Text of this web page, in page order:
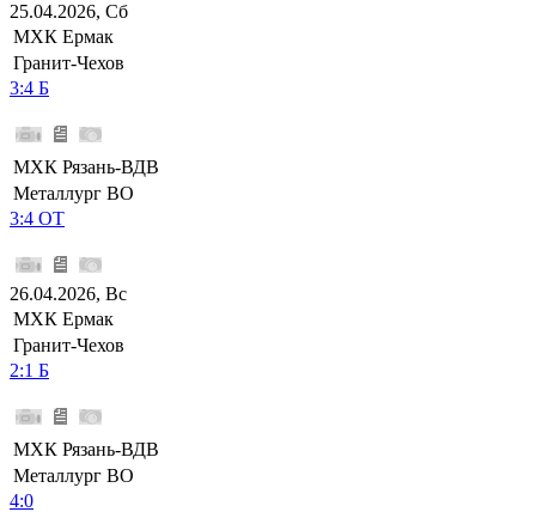
25.04.2026, Сб
МХК Ермак
Гранит-Чехов
3:4 Б
МХК Рязань-ВДВ
Металлург ВО
3:4 ОТ
26.04.2026, Вс
МХК Ермак
Гранит-Чехов
2:1 Б
МХК Рязань-ВДВ
Металлург ВО
4:0